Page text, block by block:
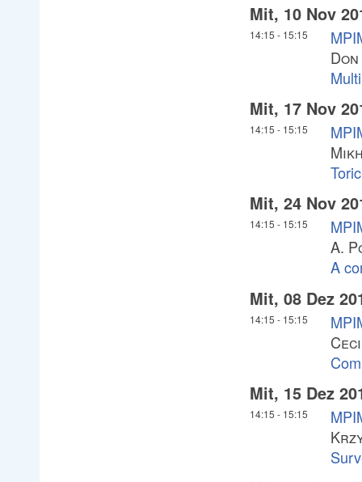
Mit, 10 Nov
14:15 - 15:15
Mit, 17 Nov
14:15 - 15:15
Mit, 24 Nov
14:15 - 15:15
A.
A
Mit, 08 Dez
14:15 - 15:15
Mit, 15 Dez
14:15 - 15:15